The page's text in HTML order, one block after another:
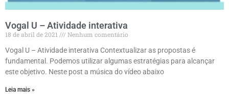
Vogal U – Atividade interativa
18 de abril de 2021
Nenhum comentário
Vogal U – Atividade interativa Contextualizar as propostas é
fundamental. Podemos utilizar algumas estratégias para alcançar
este objetivo. Neste post a música do vídeo abaixo
Leia mais »